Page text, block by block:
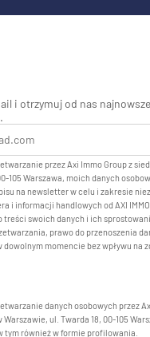
i otrzymuj od nas najnowsze
przez Axi Immo Group z
105 Warszawa, moich danych
na newsletter w celu i zakresie
i informacji handlowych od AXI
treści swoich danych i ich
prawo do przenoszenia
momencie bez wpływu na
danych osobowych przez
Warszawie, ul. Twarda 18, 00-105
tym również w formie profilowania.